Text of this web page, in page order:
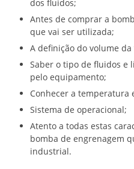
dos fluidos;
Antes de comprar a
que vai ser utilizada;
A definição do volume
Saber o tipo de fluidos e
pelo equipamento;
Conhecer a temperatura
Sistema de operacional;
Atento a todas estas
bomba de engrenagem
industrial.